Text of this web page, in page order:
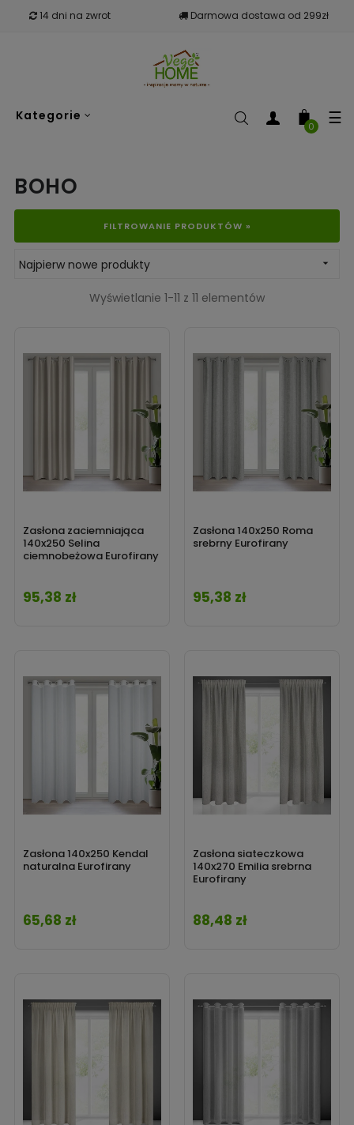
14 dni na zwrot Darmowa dostawa od 299zł
Kategorie ☰
0
BOHO
FILTROWANIE PRODUKTÓW »
Najpierw nowe produkty 
Wyświetlanie 1-11 z 11 elementów
Zasłona zaciemniająca
140x250 Selina
ciemnobeżowa Eurofirany
Cena
95,38 zł
Zasłona 140x250 Roma
srebrny Eurofirany
Cena
95,38 zł
Zasłona 140x250 Kendal
naturalna Eurofirany
Cena
65,68 zł
Zasłona siateczkowa
140x270 Emilia srebrna
Eurofirany
Cena
88,48 zł